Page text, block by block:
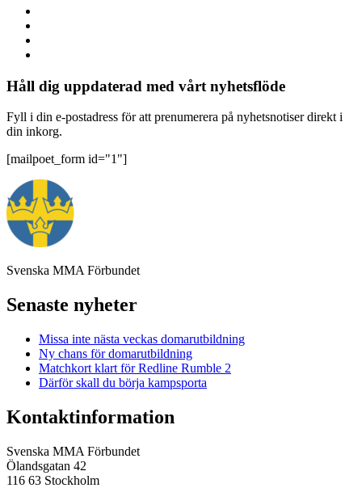
Håll dig uppdaterad med vårt nyhetsflöde
Fyll i din e-postadress för att prenumerera på nyhetsnotiser direkt i
din inkorg.
[mailpoet_form id="1"]
Svenska MMA Förbundet
Senaste nyheter
Missa inte nästa veckas domarutbildning
Ny chans för domarutbildning
Matchkort klart för Redline Rumble 2
Därför skall du börja kampsporta
Kontaktinformation
Svenska MMA Förbundet
Ölandsgatan 42
116 63 Stockholm